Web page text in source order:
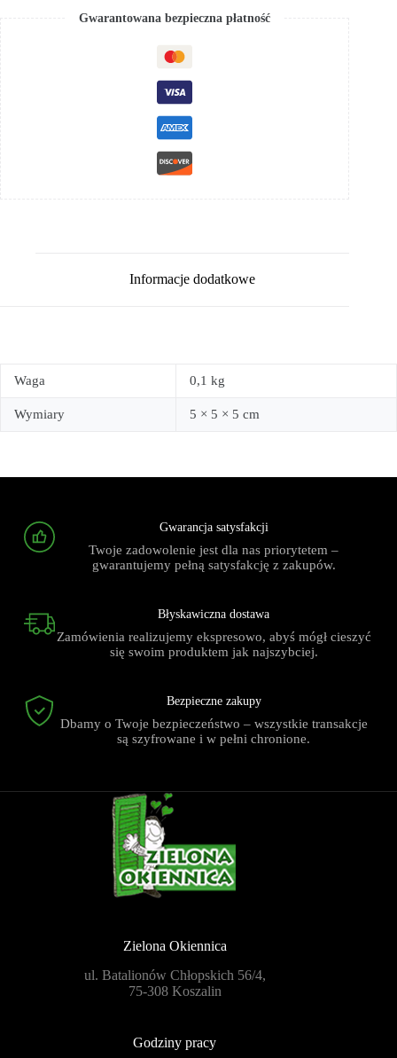
Gwarantowana bezpieczna płatność
Informacje dodatkowe
Waga 0,1 kg
Wymiary 5 × 5 × 5 cm
Gwarancja satysfakcji
Twoje zadowolenie jest dla nas priorytetem –
gwarantujemy pełną satysfakcję z zakupów.
Błyskawiczna dostawa
Zamówienia realizujemy ekspresowo, abyś mógł cieszyć
się swoim produktem jak najszybciej.
Bezpieczne zakupy
Dbamy o Twoje bezpieczeństwo – wszystkie transakcje
są szyfrowane i w pełni chronione.
Zielona Okiennica
ul. Batalionów Chłopskich 56/4,
75-308 Koszalin
Godziny pracy